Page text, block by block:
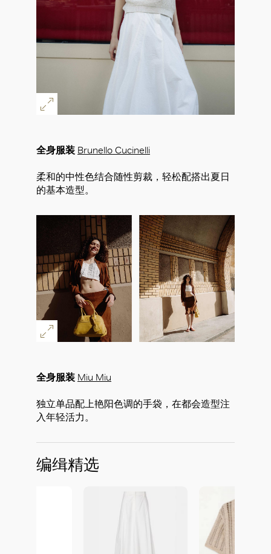
全身服装 Brunello Cucinelli
柔和的中性色结合随性剪裁，轻松配搭出夏日
的基本造型。
全身服装 Miu Miu
独立单品配上艳阳色调的手袋，在都会造型注
入年轻活力。
编缉精选